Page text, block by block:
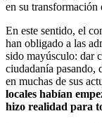
en su transformación
En este sentido, el
han obligado a las
sido mayúsculo: dar
ciudadanía pasando,
en muchas de sus
locales habían
hizo realidad para